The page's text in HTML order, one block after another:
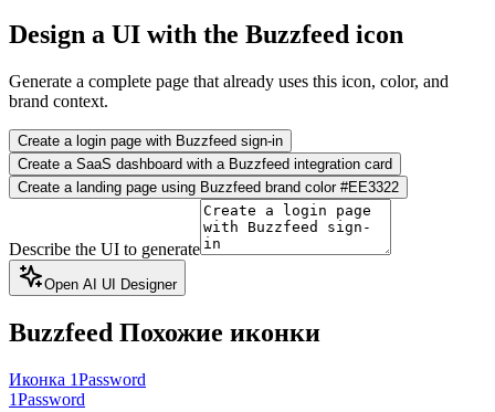
Design a UI with the Buzzfeed icon
Generate a complete page that already uses this icon, color, and
brand context.
Create a login page with Buzzfeed sign-in
Create a SaaS dashboard with a Buzzfeed integration card
Create a landing page using Buzzfeed brand color #EE3322
Describe the UI to generate
Open AI UI Designer
Buzzfeed Похожие иконки
Иконка 1Password
1Password